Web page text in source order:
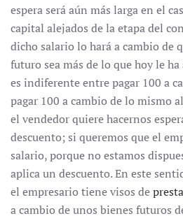
espera será aún más larga en el
capital alejados de la etapa del
dicho salario lo hará a cambio de
futuro sea más de lo que hoy le
es indiferente entre pagar 100 a
pagar 100 a cambio de lo mismo
el vendedor quiere hacernos
descuento; si queremos que el
salario, porque no estamos
aplica un descuento. En este
el empresario tiene visos de
a cambio de unos bienes futuros